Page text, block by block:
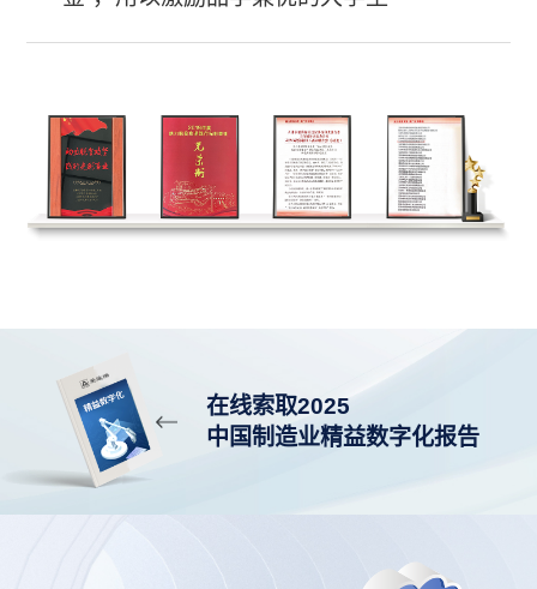
在线索取2025
中国制造业精益数字化报告